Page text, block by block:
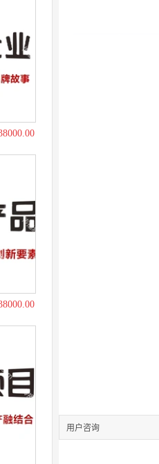
用户咨询